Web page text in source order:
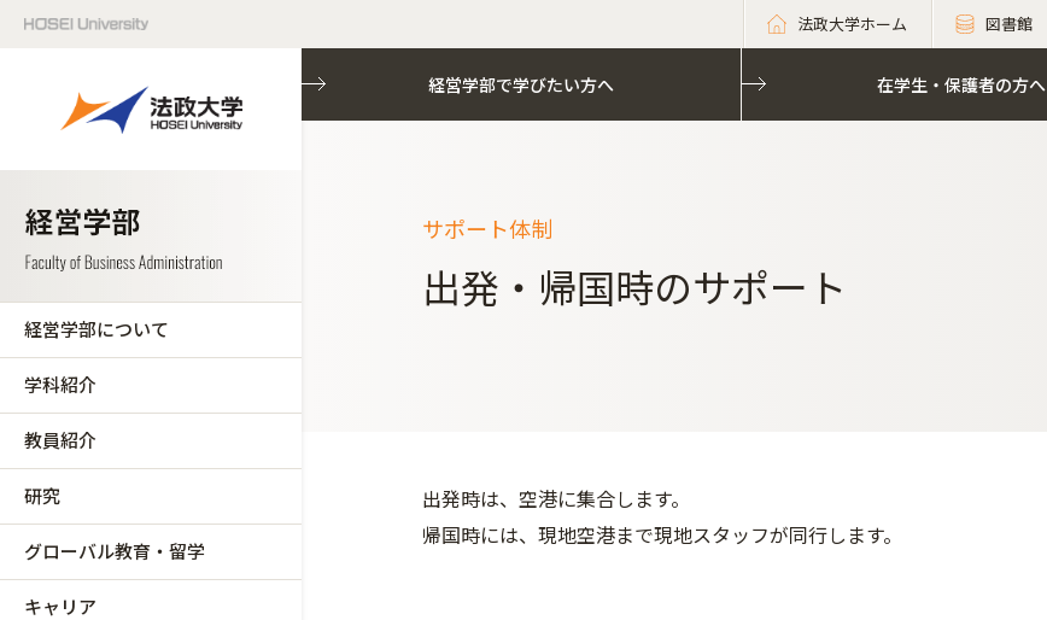
法政大学ホーム 図書館
経営学部について
学科紹介
教員紹介
研究
グローバル教育・留学
キャリア
経営学部で学びたい方へ 在学生・保護者の方へ
経営学部で学びたい方へ 在学生・保護者の方へ
サポート体制
出発・帰国時のサポート
出発時は、空港に集合します。
帰国時には、現地空港まで現地スタッフが同行します。